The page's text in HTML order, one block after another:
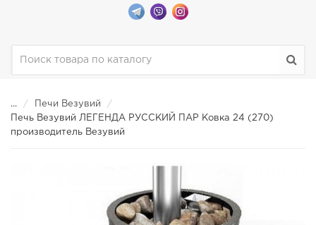
...
Печи Везувий
Печь Везувий ЛЕГЕНДА РУССКИЙ ПАР Ковка 24 (270)
производитель Везувий